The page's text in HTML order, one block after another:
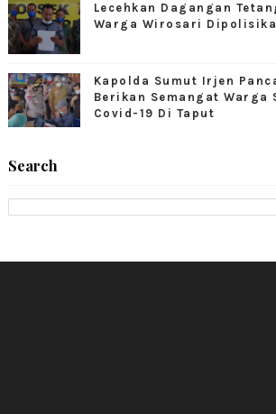
Lecehkan Dagangan
Warga Wirosari
Kapolda Sumut Irjen
Berikan Semangat Warga
Covid-19 Di Taput
Search